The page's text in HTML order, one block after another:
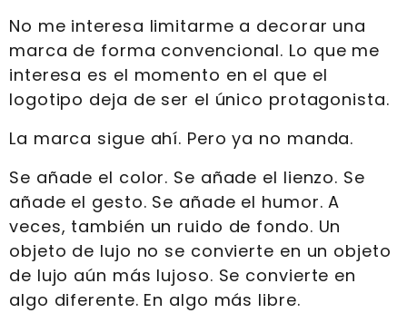
No me interesa limitarme a decorar una
marca de forma convencional. Lo que me
interesa es el momento en el que el
logotipo deja de ser el único protagonista.
La marca sigue ahí. Pero ya no manda.
Se añade el color. Se añade el lienzo. Se
añade el gesto. Se añade el humor. A
veces, también un ruido de fondo. Un
objeto de lujo no se convierte en un objeto
de lujo aún más lujoso. Se convierte en
algo diferente. En algo más libre.